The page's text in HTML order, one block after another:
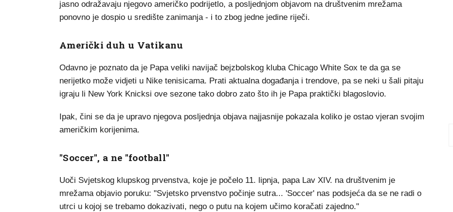
jasno odražavaju njegovo američko podrijetlo, a posljednjom objavom na društvenim mrežama
ponovno je dospio u središte zanimanja - i to zbog jedne jedine riječi.
Američki duh u Vatikanu
Odavno je poznato da je Papa veliki navijač bejzbolskog kluba Chicago White Sox te da ga se
nerijetko može vidjeti u Nike tenisicama. Prati aktualna događanja i trendove, pa se neki u šali pitaju
igraju li New York Knicksi ove sezone tako dobro zato što ih je Papa praktički blagoslovio.
Ipak, čini se da je upravo njegova posljednja objava najjasnije pokazala koliko je ostao vjeran svojim
američkim korijenima.
"Soccer", a ne "football"
Uoči Svjetskog klupskog prvenstva, koje je počelo 11. lipnja, papa Lav XIV. na društvenim je
mrežama objavio poruku: "Svjetsko prvenstvo počinje sutra... 'Soccer' nas podsjeća da se ne radi o
utrci u kojoj se trebamo dokazivati, nego o putu na kojem učimo koračati zajedno."